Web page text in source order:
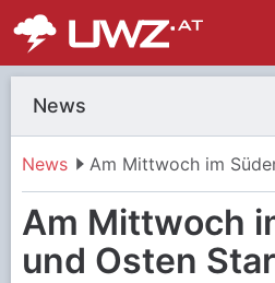
News
News
Am Mittwoch
und Osten